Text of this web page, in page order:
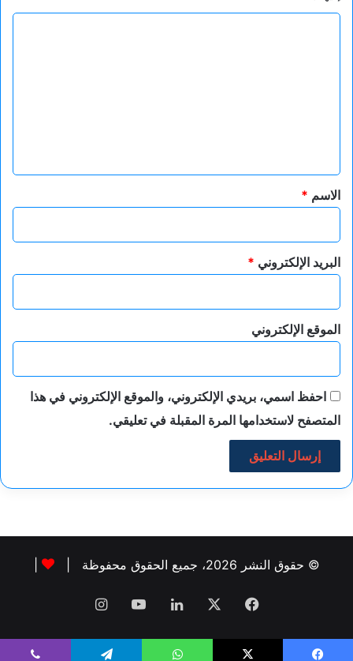
*
الاسم *
البريد الإلكتروني *
الموقع الإلكتروني
احفظ اسمي، بريدي الإلكتروني، والموقع الإلكتروني في هذا
المتصفح لاستخدامها المرة المقبلة في تعليقي.
© حقوق النشر 2026، جميع الحقوق محفوظة |
فيسبوك لينكدإن‫YouTubeانستقرام